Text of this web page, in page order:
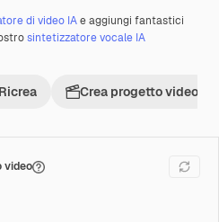
di video IAe aggiungi fantastici
sintetizzatore vocale IA
Ricrea Crea progetto video
video